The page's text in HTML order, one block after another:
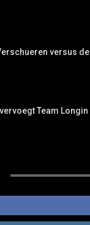
versus de
Team Longin